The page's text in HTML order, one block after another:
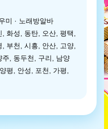
미 · 노래방알바
화성, 동탄, 오산, 평택,
부천, 시흥, 안산, 고양,
, 동두천, 구리, 남양
평, 안성, 포천, 가평,